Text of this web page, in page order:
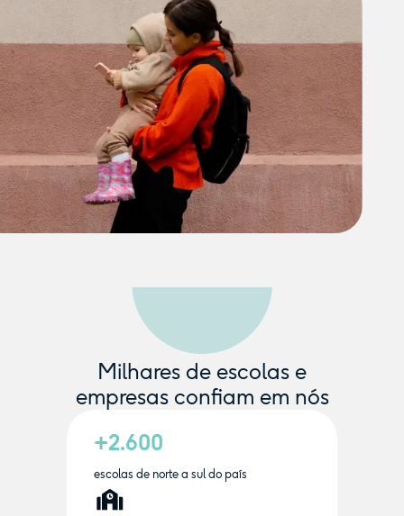
Milhares de escolas e
empresas confiam em nós
+2.600
escolas de norte a sul do país